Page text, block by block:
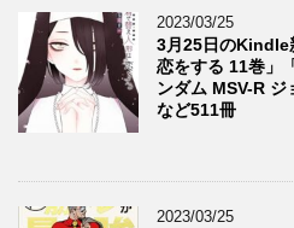
2023/03/25
3月25日のKindle
恋をする 11巻」
ンダム MSV-R ジ
など511冊
2023/03/25